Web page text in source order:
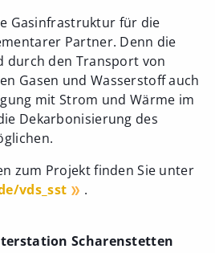
Gasinfrastruktur für die
Partner. Denn die
durch den Transport von
Gasen und Wasserstoff auch
mit Strom und Wärme im
Dekarbonisierung des
zum Projekt finden Sie unter
vds_sst
.
Scharenstetten